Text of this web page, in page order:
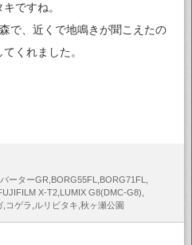
ですね。
で、近くで地鳴きが聞こえたの
くれました。
ーターGR BORG55FL
BORG71FL
X-T2 LUMIX G8(DMC-G8)
コゲラ ルリビタキ 秋ヶ瀬公園